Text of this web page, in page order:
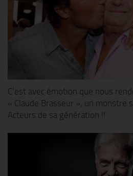
C’est avec émotion que nous
« Claude Brasseur », un monstre
Acteurs de sa génération !!